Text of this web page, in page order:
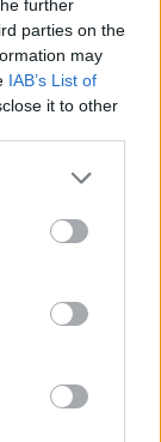
further
parties on the
may
IAB’s List of
it to other